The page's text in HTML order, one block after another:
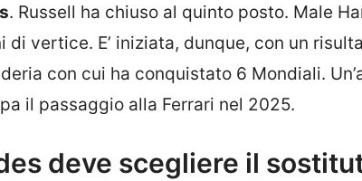
. Russell ha chiuso al quinto posto. Male
vertice. E’ iniziata, dunque, con un
con cui ha conquistato 6 Mondiali.
il passaggio alla Ferrari nel 2025.
deve scegliere il